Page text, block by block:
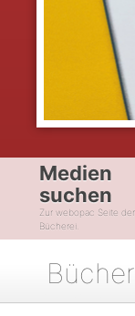
Medien
suchen
Zur webopac Seite der
Bücherei.